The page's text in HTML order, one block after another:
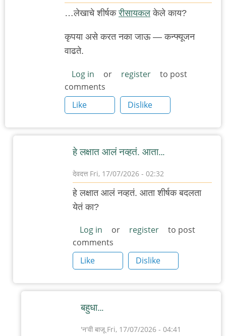
देवदत्त
…लेखाचे शीर्षकरीसायकल केले काय?
कृपया असे करत नका जाऊ — कन्फ्यूजन
वाढते.
Log in or register
to post
comments
Like
Dislike
हे लक्षात आलं नव्हतं. आता…
देवदत्तFri, 17/07/2026 - 02:32
In
reply
बादवे…
by
'न'वी
बाजू
हे लक्षात आलं नव्हतं. आता शीर्षक बदलता
येतं का?
Log in or register
to post
comments
Like
Dislike
बहुधा…
'न'वी बाजू Fri, 17/07/2026 - 04:41